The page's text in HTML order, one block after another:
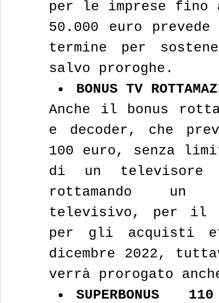
per le imprese fino
50.000 euro
termine per
salvo proroghe.
BONUS TV
Anche il bonus
e decoder, che
100 euro, senza
di un televisore
rottamando un
televisivo, per il
per gli acquisti
dicembre 2022,
verrà prorogato